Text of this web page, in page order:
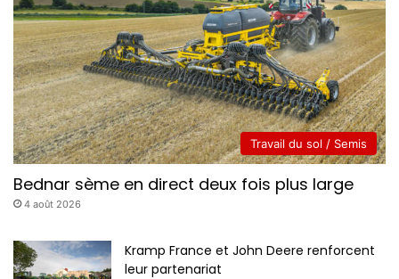
Travail du sol / Semis
Bednar sème en direct deux fois plus large
4 août 2026
Kramp France et John Deere renforcent
leur partenariat